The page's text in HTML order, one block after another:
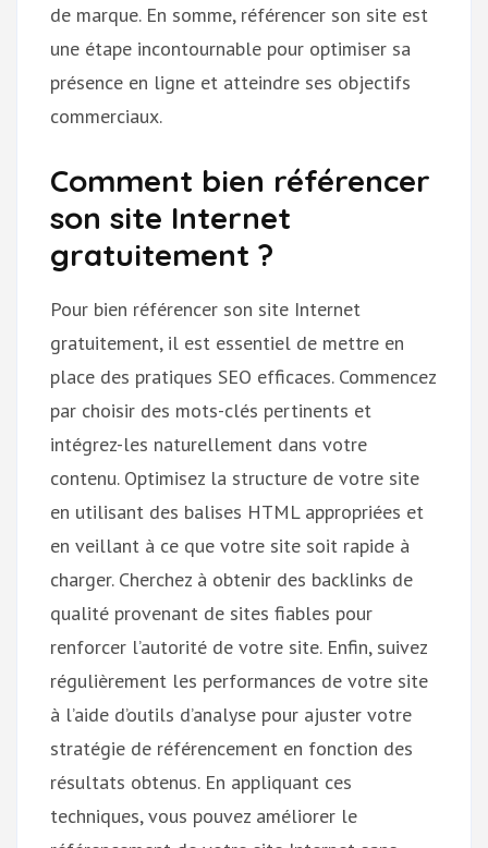
de marque. En somme, référencer son site est
une étape incontournable pour optimiser sa
présence en ligne et atteindre ses objectifs
commerciaux.
Comment bien référencer
son site Internet
gratuitement ?
Pour bien référencer son site Internet
gratuitement, il est essentiel de mettre en
place des pratiques SEO efficaces. Commencez
par choisir des mots-clés pertinents et
intégrez-les naturellement dans votre
contenu. Optimisez la structure de votre site
en utilisant des balises HTML appropriées et
en veillant à ce que votre site soit rapide à
charger. Cherchez à obtenir des backlinks de
qualité provenant de sites fiables pour
renforcer l’autorité de votre site. Enfin, suivez
régulièrement les performances de votre site
à l’aide d’outils d’analyse pour ajuster votre
stratégie de référencement en fonction des
résultats obtenus. En appliquant ces
techniques, vous pouvez améliorer le